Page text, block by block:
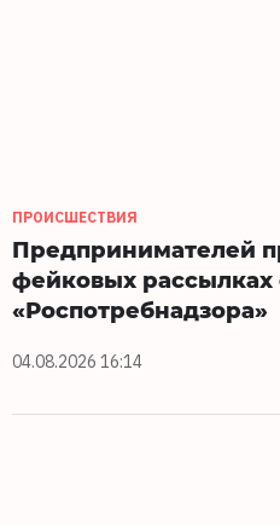
ПРОИСШЕСТВИЯ
Предпринимателей
фейковых рассылках
«Роспотребнадзора»
04.08.2026 16:14